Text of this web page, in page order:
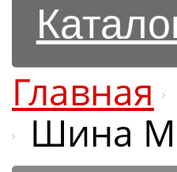
Главная
Шина